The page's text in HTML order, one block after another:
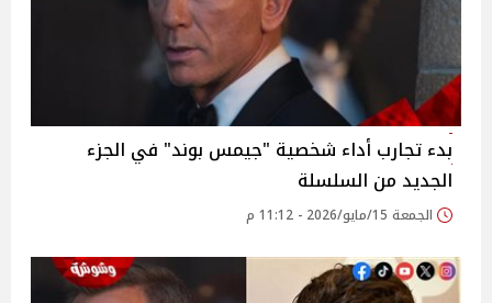
بدء تجارب أداء شخصية "جيمس بوند" في الجزء
الجديد من السلسلة
الجمعة 15/مايو/2026 - 11:12 م